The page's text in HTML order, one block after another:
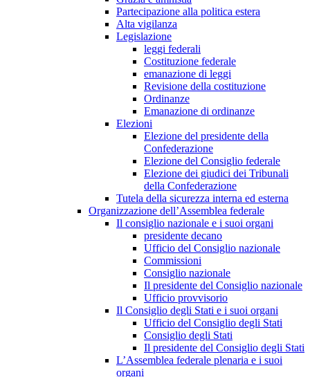
Partecipazione alla politica estera
Alta vigilanza
Legislazione
leggi federali
Costituzione federale
emanazione di leggi
Revisione della costituzione
Ordinanze
Emanazione di ordinanze
Elezioni
Elezione del presidente della
Confederazione
Elezione del Consiglio federale
Elezione dei giudici dei Tribunali
della Confederazione
Tutela della sicurezza interna ed esterna
Organizzazione dell’Assemblea federale
Il consiglio nazionale e i suoi organi
presidente decano
Ufficio del Consiglio nazionale
Commissioni
Consiglio nazionale
Il presidente del Consiglio nazionale
Ufficio provvisorio
Il Consiglio degli Stati e i suoi organi
Ufficio del Consiglio degli Stati
Consiglio degli Stati
Il presidente del Consiglio degli Stati
L’Assemblea federale plenaria e i suoi
organi